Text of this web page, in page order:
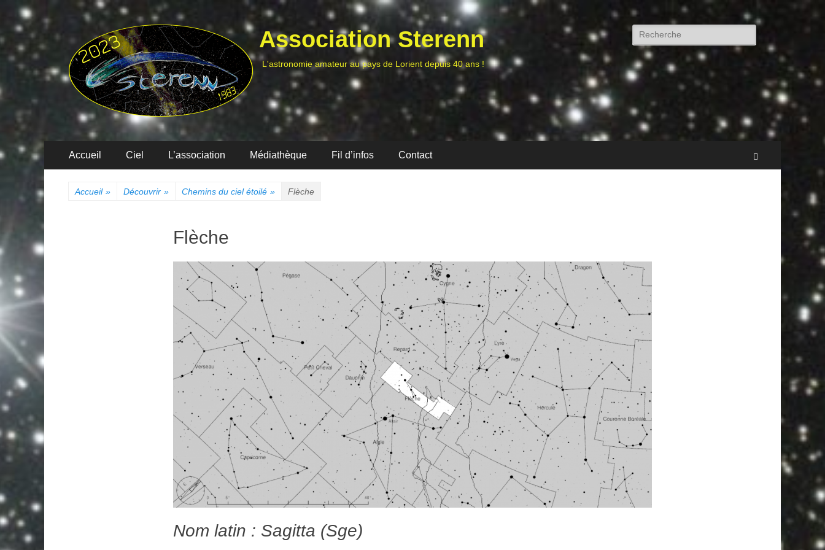
Association Sterenn
L'astronomie amateur au pays de Lorient depuis 40 ans !
Rechercher :
Menu
principal
Accueil Ciel L’association Médiathèque Fil d’infos Contact
Accueil » Découvrir » Chemins du ciel étoilé » Flèche
Flèche
Nom latin : Sagitta (Sge)